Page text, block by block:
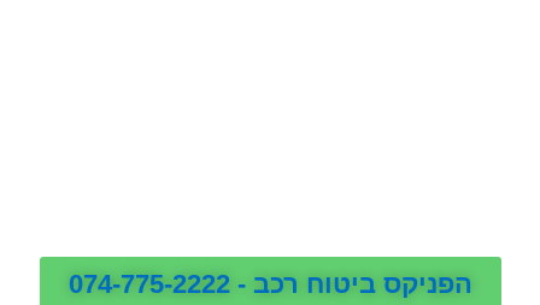
הפניקס ביטוח רכב - 074-775-2222